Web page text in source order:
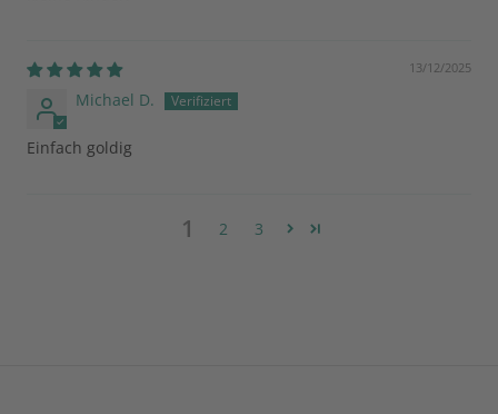
13/12/2025
Michael D.
Einfach goldig
1 2 3